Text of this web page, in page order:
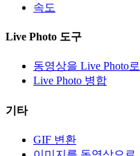
속도
Live Photo 도구
동영상을 Live Photo로
Live Photo 병합
기타
GIF 변환